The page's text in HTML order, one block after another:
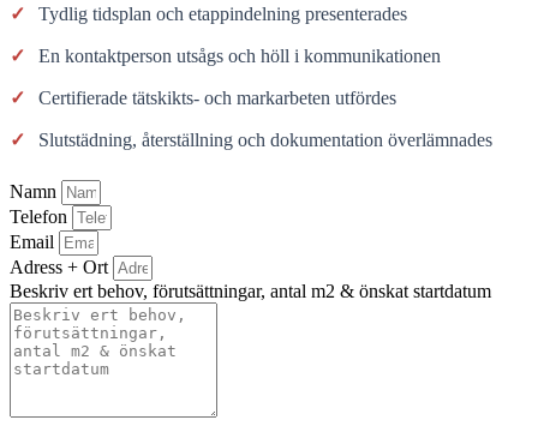
✓ Tydlig tidsplan och etappindelning presenterades
✓ En kontaktperson utsågs och höll i kommunikationen
✓ Certifierade tätskikts- och markarbeten utfördes
✓ Slutstädning, återställning och dokumentation överlämnades
Namn
Telefon
Email
Adress + Ort
Beskriv ert behov, förutsättningar, antal m2 & önskat startdatum